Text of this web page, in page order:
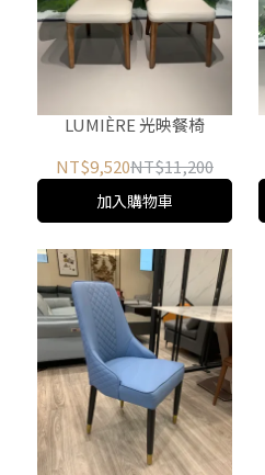
LUMIÈRE 光映餐椅
NT$9,520NT$11,200
加入購物車